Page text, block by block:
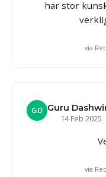
har stor
via
GD Guru
14 Feb 2025
via